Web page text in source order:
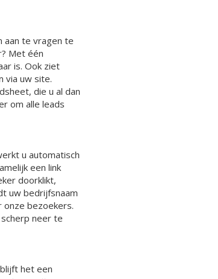
aan te vragen te
Met één
is. Ook ziet
via uw site.
die u al dan
om alle leads
u automatisch
een link
doorklikt,
uw bedrijfsnaam
onze bezoekers.
neer te
het een